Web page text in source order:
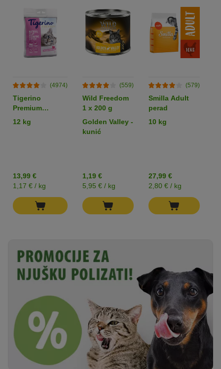
(4974)
Tigerino
Premium
pijesak - miris
baby pudera
12 kg
13,99 €
1,17 € / kg
(559)
Wild Freedom
1 x 200 g
Golden Valley -
kunić
1,19 €
5,95 € / kg
(579)
Smilla Adult
perad
10 kg
27,99 €
2,80 € / kg